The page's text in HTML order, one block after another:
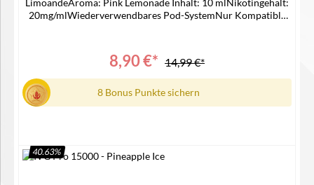
LimoandeAroma: Pink Lemonade Inhalt: 10 mlNikotingehalt:
20mg/mlWiederverwendbares Pod-SystemNur Kompatible
8,90 €* 14,99 €*
8 Bonus Punkte sichern
40.63%